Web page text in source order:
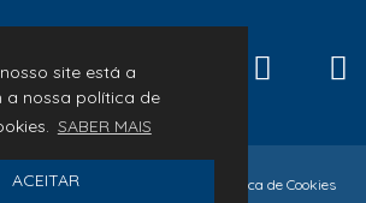
site está a
a nossa política de
SABER MAIS
ACEITARPolítica de Privacidade Política de Cookies